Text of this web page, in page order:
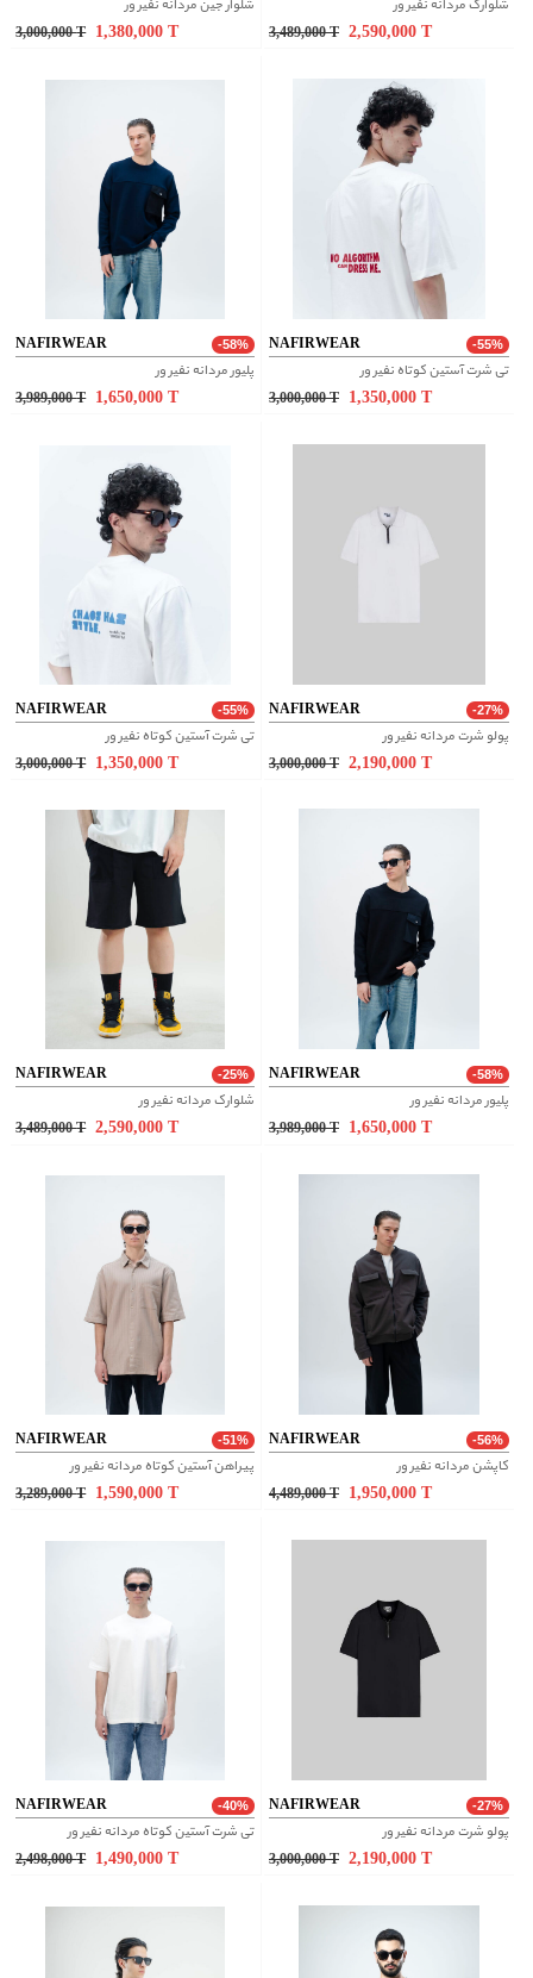
شلوار جین مردانه نفیر ور
3,000,000T 1,380,000T
شلوارک مردانه نفیر ور
3,489,000T 2,590,000 T
NAFIRWEAR -58%
پلیور مردانه نفیر ور
3,989,000T 1,650,000T
NAFIRWEAR -55%
تی شرت آستین کوتاه نفیر ور
3,000,000T 1,350,000 T
NAFIRWEAR -55%
تی شرت آستین کوتاه نفیر ور
3,000,000T 1,350,000T
NAFIRWEAR -27%
پولو شرت مردانه نفیر ور
3,000,000T 2,190,000 T
NAFIRWEAR -25%
شلوارک مردانه نفیر ور
3,489,000T 2,590,000T
NAFIRWEAR -58%
پلیور مردانه نفیر ور
3,989,000T 1,650,000 T
NAFIRWEAR -51%
پیراهن آستین کوتاه مردانه نفیر ور
3,289,000T 1,590,000T
NAFIRWEAR -56%
کاپشن مردانه نفیر ور
4,489,000T 1,950,000 T
NAFIRWEAR -40%
تی شرت آستین کوتاه مردانه نفیر ور
2,498,000T 1,490,000T
NAFIRWEAR -27%
پولو شرت مردانه نفیر ور
3,000,000T 2,190,000 T